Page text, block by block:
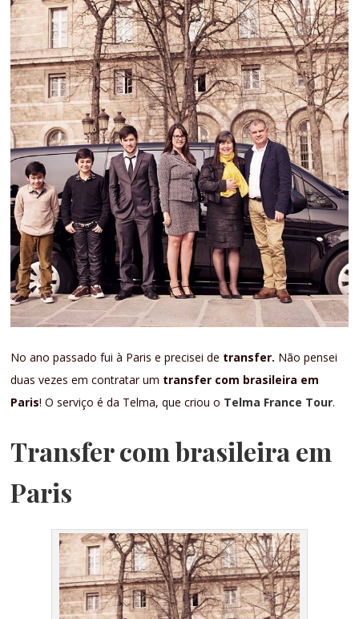
No ano passado fui à Paris e precisei de transfer. Não pensei
duas vezes em contratar um transfer com brasileira em
Paris! O serviço é da Telma, que criou o Telma France Tour.
Transfer com brasileira em
Paris